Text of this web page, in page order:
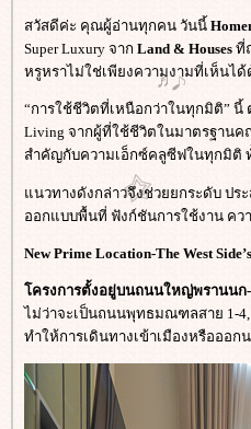
สวัสดีค่ะ คุณผู้อ่านทุกคน วันนี้
Super Luxury จาก Land & Houses ที่
หรูหราไม่ใช่เพียงความงามที่เห็นไ
“การใช้ชีวิตที่เหนือกว่าในทุกมิติ” นี้
Living จากผู้ที่ใช้ชีวิตในมาตรฐานค
สำคัญกับความเอ็กซ์คลูซีฟในทุกมิติ
นวทางดังกล่าวจึงช่วยยกระดับ ปร
ออกแบบพื้นที่ ฟังก์ชันการใช้งาน คว
New Prime Location-The West
ครงการตั้งอยู่บนถนนใหญ่พรานนก
ไม่ว่าจะเป็นถนนพุทธมณฑลสาย 1-
ทำให้การเดินทางเข้าเมืองหรือออ